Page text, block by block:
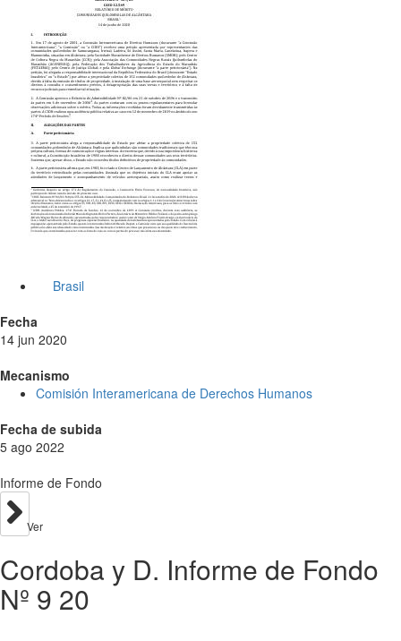
Brasil
Fecha
14 jun 2020
Mecanismo
Comisión Interamericana de Derechos Humanos
Fecha de subida
5 ago 2022
Informe de Fondo
Ver
Cordoba y D. Informe de Fondo
Nº 9 20